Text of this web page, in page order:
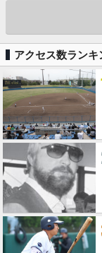
アクセス数ランキ